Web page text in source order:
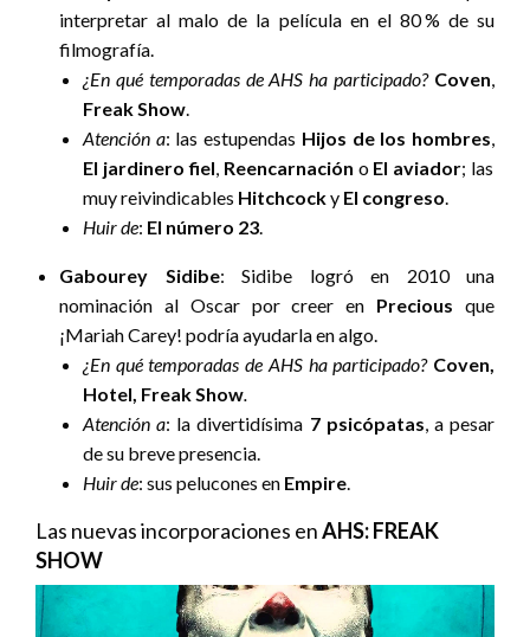
interpretar al malo de la película en el 80 % de su
filmografía.
¿En qué temporadas de AHS ha participado? Coven,
Freak Show.
Atención a: las estupendas Hijos de los hombres,
El jardinero fiel,Reencarnación o El aviador; las
muy reivindicables Hitchcocky El congreso.
Huir de: El número 23.
Gabourey Sidibe: Sidibe logró en 2010 una
nominación al Oscar por creer en Precious que
¡Mariah Carey! podría ayudarla en algo.
¿En qué temporadas de AHS ha participado? Coven,
Hotel, Freak Show.
Atención a: la divertidísima 7 psicópatas, a pesar
de su breve presencia.
Huir de: sus pelucones en Empire.
Las nuevas incorporaciones enAHS: FREAK
SHOW